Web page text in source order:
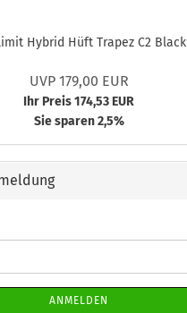
Hybrid Hüft Trapez C2 Black
UVP 179,00 EUR
Ihr Preis 174,53 EUR
Sie sparen 2,5%
ANMELDEN